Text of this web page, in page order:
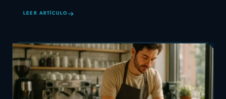
LEER ARTÍCULO